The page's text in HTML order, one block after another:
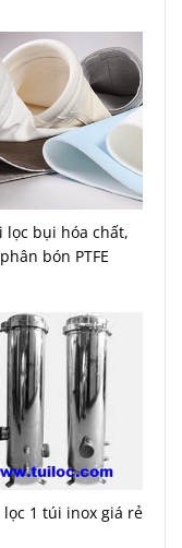
lọc bụi hóa chất,
phân bón PTFE
lọc 1 túi inox giá rẻ